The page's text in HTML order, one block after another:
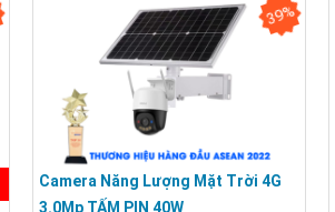
39%
Camera Năng Lượng Mặt Trời 4G
3.0Mp TẤM PIN 40W